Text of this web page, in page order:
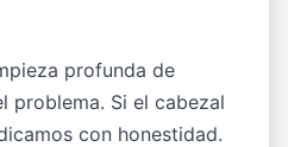
profunda de
problema. Si el cabezal
con honestidad.